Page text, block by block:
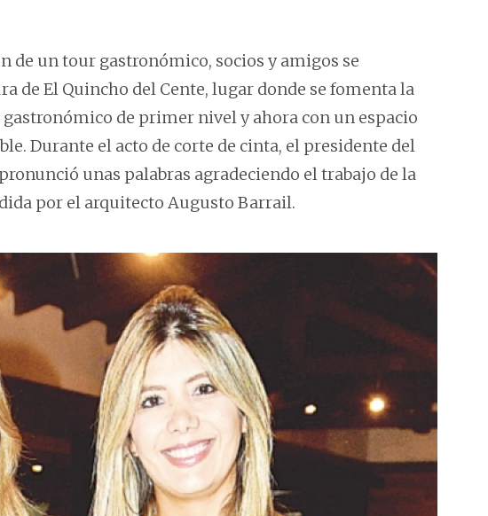
de un tour gastronómico, socios y amigos se
de El Quincho del Cente, lugar donde se fomenta la
de primer nivel y ahora con un espacio
Durante el acto de corte de cinta, el presidente del
unas palabras agradeciendo el trabajo de la
por el arquitecto Augusto Barrail.